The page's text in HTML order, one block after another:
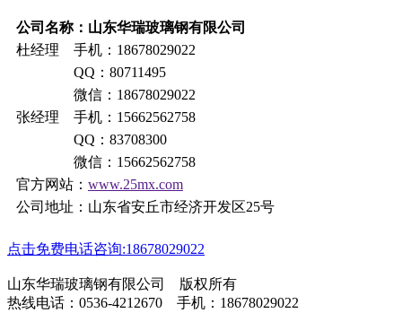
公司名称：山东华瑞玻璃钢有限公司
杜经理 手机：18678029022
QQ：80711495
微信：18678029022
张经理 手机：15662562758
QQ：83708300
微信：15662562758
官方网站： www.25mx.com
公司地址：山东省安丘市经济开发区25号
点击免费电话咨询:18678029022
山东华瑞玻璃钢有限公司 版权所有
热线电话：0536-4212670 手机：18678029022